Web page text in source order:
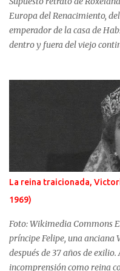
dato conocido con seguridad
Europa del Renacimiento,
emperador de la casa de
dentro y fuera del viejo
cristiano hubo una gran
una esclava, convertida en
sultán y dirigir en la
del turco. Ambas mujeres
momento, Tiziano. Difusos
conocida con muchos y
otomanos, podría tener
Lisowska. Karima o Ruziak
conoce esta mujer de la que
en algún lugar de Ucrania.
La reina traicionada,
1969)
Foto: Wikimedia Commons
príncipe Felipe, una anciana
después de 37 años de
incomprensión como reina